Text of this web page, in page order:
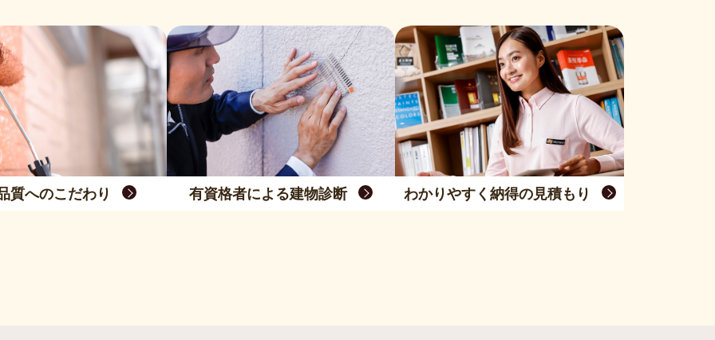
質へのこだわり 有資格者による建物診断 わかりやすく納得の見積もり